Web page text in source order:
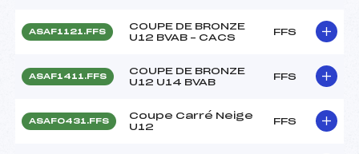
ASAF1121.FFS
COUPE DE BRONZE
U12 BVAB – CACS
FFS
ASAF1411.FFS
COUPE DE BRONZE
U12 U14 BVAB
FFS
ASAF0431.FFS
Coupe Carré Neige
U12
FFS